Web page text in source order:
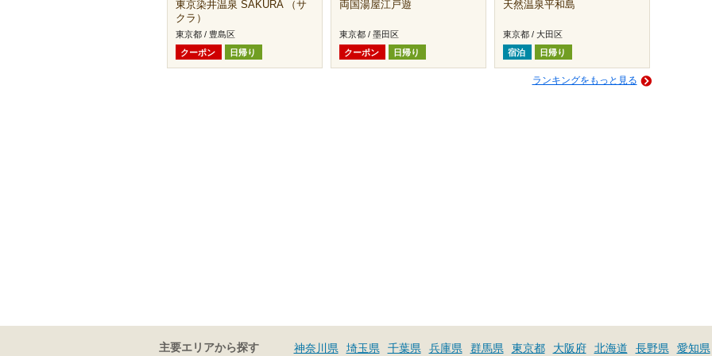
東京染井温泉 SAKURA （サ
クラ）
東京都 / 豊島区
クーポン
日帰り
両国湯屋江戸遊
東京都 / 墨田区
クーポン
日帰り
天然温泉平和島
東京都 / 大田区
宿泊
日帰り
ランキングをもっと見る
主要エリアから探す 神奈川県 埼玉県 千葉県 兵庫県 群馬県 東京都 大阪府 北海道 長野県 愛知県